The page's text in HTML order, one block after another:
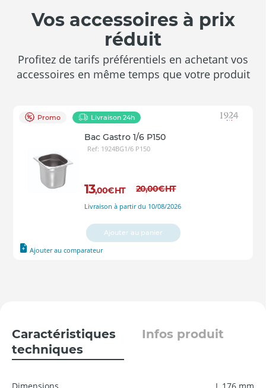
Vos accessoires à prix
réduit
Profitez de tarifs préférentiels en achetant vos
accessoires en même temps que votre produit
Promo Livraison 24h
Bac Gastro 1/6 P150
Ref: 1924BG1/6 P150
13,00€HT 20,00€HT
Livraison à partir du 10/08/2026
Ajouter au comparateur
Ajouter au panier
Caractéristiques
techniques
Infos produit